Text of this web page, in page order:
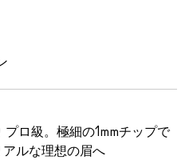
ロ級。極細の1mmチップで
ルな理想の眉へ